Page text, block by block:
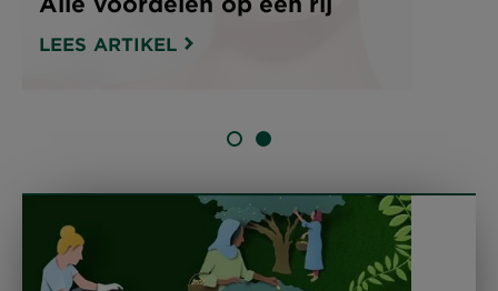
LEES ARTIKEL
SLIDE 1SLIDE 2